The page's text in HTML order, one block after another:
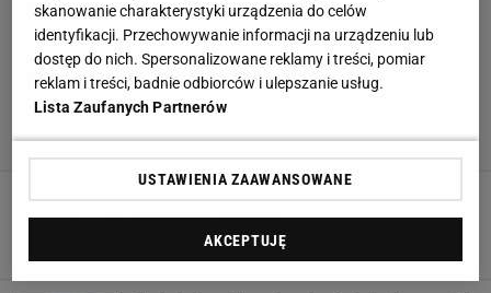
James Rodriguez uratował życie rywalowi! Co
za reakcja. "Bohater"
Sebastian Kowalski,13 STYCZNIA 2022, 10:42
skanowanie charakterystyki urządzenia do celów
identyfikacji. Przechowywanie informacji na urządzeniu lub
dostęp do nich. Spersonalizowane reklamy i treści, pomiar
reklam i treści, badnie odbiorców i ulepszanie usług.
Lista Zaufanych Partnerów
USTAWIENIA ZAAWANSOWANE
AKCEPTUJĘ